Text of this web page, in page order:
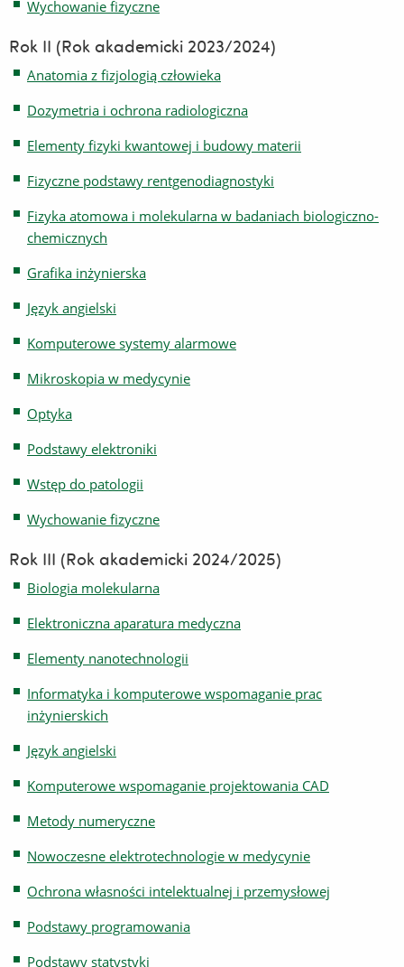
Wychowanie fizyczne
Rok II (Rok akademicki 2023/2024)
Anatomia z fizjologią człowieka
Dozymetria i ochrona radiologiczna
Elementy fizyki kwantowej i budowy materii
Fizyczne podstawy rentgenodiagnostyki
Fizyka atomowa i molekularna w badaniach biologiczno-
chemicznych
Grafika inżynierska
Język angielski
Komputerowe systemy alarmowe
Mikroskopia w medycynie
Optyka
Podstawy elektroniki
Wstęp do patologii
Wychowanie fizyczne
Rok III (Rok akademicki 2024/2025)
Biologia molekularna
Elektroniczna aparatura medyczna
Elementy nanotechnologii
Informatyka i komputerowe wspomaganie prac
inżynierskich
Język angielski
Komputerowe wspomaganie projektowania CAD
Metody numeryczne
Nowoczesne elektrotechnologie w medycynie
Ochrona własności intelektualnej i przemysłowej
Podstawy programowania
Podstawy statystyki